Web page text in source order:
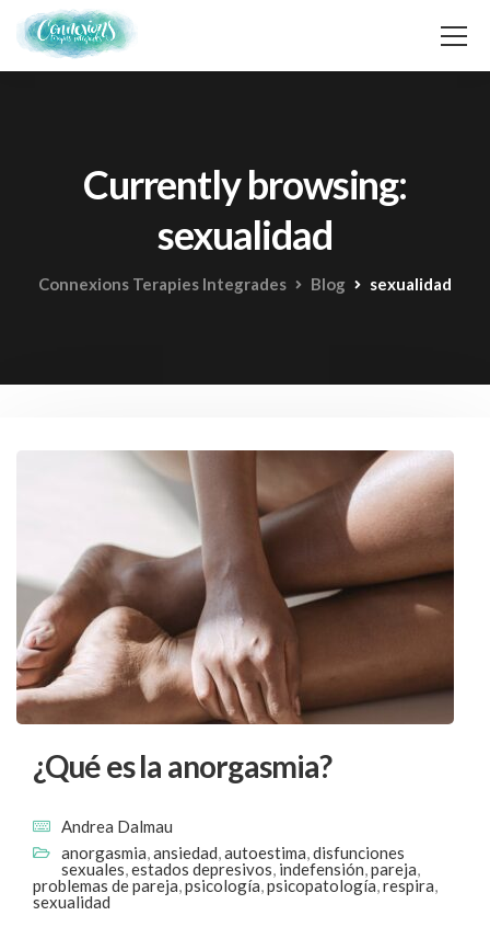
Currently browsing:
sexualidad
Connexions Terapies Integrades Blog sexualidad
¿Qué es la anorgasmia?
Andrea Dalmau
anorgasmia,ansiedad,autoestima,disfunciones
sexuales,estados depresivos, indefensión,pareja,
problemas de pareja,psicología,psicopatología,respira,
sexualidad